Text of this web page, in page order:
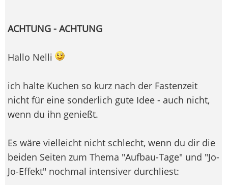
ACHTUNG - ACHTUNG
Hallo Nelli
ich halte Kuchen so kurz nach der Fastenzeit
nicht für eine sonderlich gute Idee - auch nicht,
wenn du ihn genießt.
Es wäre vielleicht nicht schlecht, wenn du dir die
beiden Seiten zum Thema "Aufbau-Tage" und "Jo-
Jo-Effekt" nochmal intensiver durchliest: